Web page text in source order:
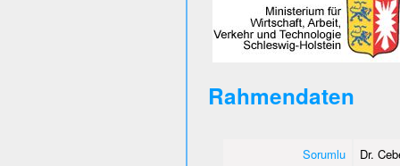
Rahmendaten
Sorumlu
Dr.